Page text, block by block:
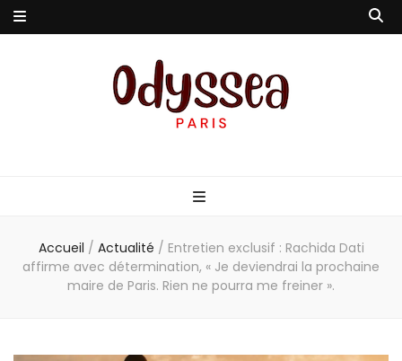
Accueil / Actualité / Entretien exclusif : Rachida Dati
affirme avec détermination, « Je deviendrai la prochaine
maire de Paris. Rien ne pourra me freiner ».